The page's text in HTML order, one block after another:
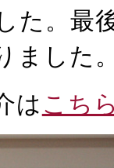
た。最
ました
は こち